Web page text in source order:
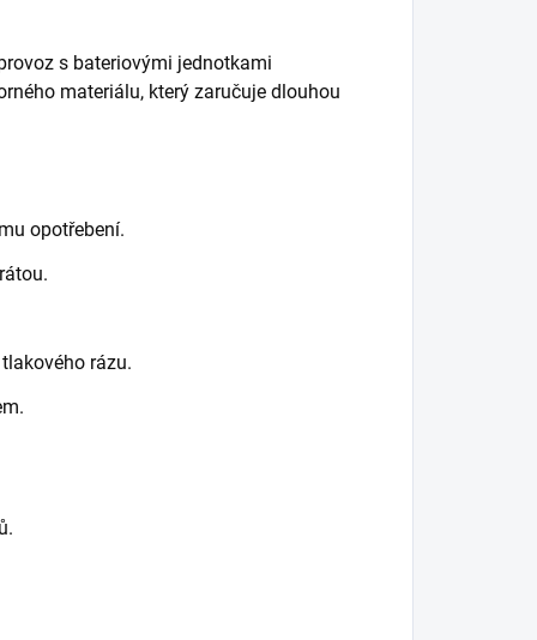
s bateriovými jednotkami
materiálu, který zaručuje dlouhou
opotřebení.
rázu.